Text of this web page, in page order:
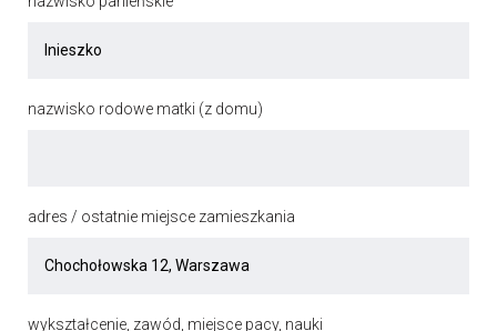
nazwisko rodowe matki (z domu)
adres / ostatnie miejsce zamieszkania
wykształcenie, zawód, miejsce pacy, nauki